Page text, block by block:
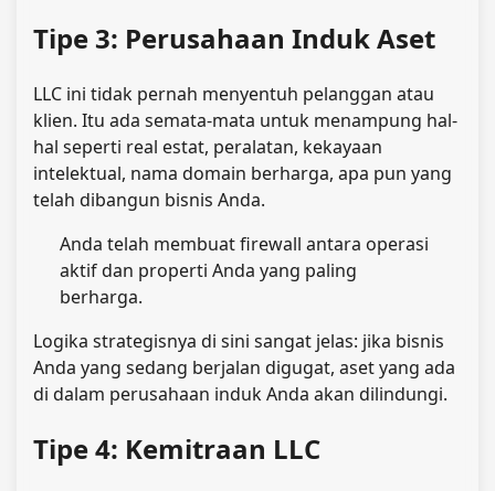
Tipe 3: Perusahaan Induk Aset
LLC ini tidak pernah menyentuh pelanggan atau
klien. Itu ada semata-mata untuk menampung hal-
hal seperti real estat, peralatan, kekayaan
intelektual, nama domain berharga, apa pun yang
telah dibangun bisnis Anda.
Anda telah membuat firewall antara operasi
aktif dan properti Anda yang paling
berharga.
Logika strategisnya di sini sangat jelas: jika bisnis
Anda yang sedang berjalan digugat, aset yang ada
di dalam perusahaan induk Anda akan dilindungi.
Tipe 4: Kemitraan LLC